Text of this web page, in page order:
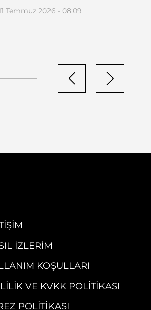
Temmuz 2026 - 08:09
İZLERIM
KOŞULLARI
VE KVKK POLITIKASI
POLITIKASI